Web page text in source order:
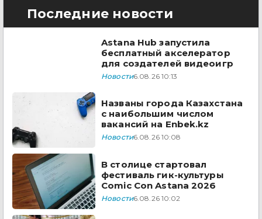
Последние новости
Astana Hub запустила
бесплатный акселератор
для создателей видеоигр
Новости6.08.26 10:13
Названы города Казахстана
с наибольшим числом
вакансий на Enbek.kz
Новости6.08.26 10:08
В столице стартовал
фестиваль гик-культуры
Comic Con Astana 2026
Новости6.08.26 10:02